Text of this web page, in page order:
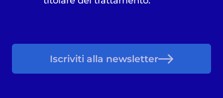
Iscriviti alla newsletter